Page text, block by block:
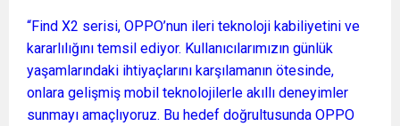
“Find X2 serisi, OPPO’nun ileri teknoloji kabiliyetini ve
kararlılığını temsil ediyor. Kullanıcılarımızın günlük
yaşamlarındaki ihtiyaçlarını karşılamanın ötesinde,
onlara gelişmiş mobil teknolojilerle akıllı deneyimler
sunmayı amaçlıyoruz. Bu hedef doğrultusunda OPPO